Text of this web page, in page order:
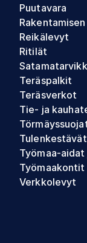
Puutavara
Reikälevyt
Ritilät
Teräspalkit
Teräsverkot
Tie- ja
Työmaa-
Työmaakontit
Verkkolevyt